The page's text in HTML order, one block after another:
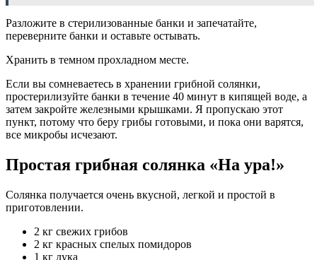
Разложите в стерилизованные банки и запечатайте,
переверните банки и оставьте остывать.
Хранить в темном прохладном месте.
Если вы сомневаетесь в хранении грибной солянки,
простерилизуйте банки в течение 40 минут в кипящей воде, а
затем закройте железными крышками. Я пропускаю этот
пункт, потому что беру грибы готовыми, и пока они варятся,
все микробы исчезают.
Простая грибная солянка «На ура!»
Солянка получается очень вкусной, легкой и простой в
приготовлении.
2 кг свежих грибов
2 кг красных спелых помидоров
1 кг лука